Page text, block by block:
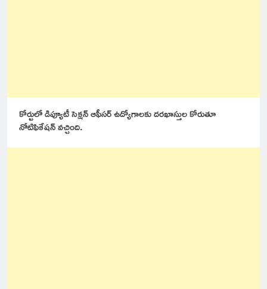
కోర్టులో డిప్యూటీ సెక్షన్ ఆఫీసర్ ఉద్యోగాలకు దరఖాస్తుల కోరుతూ
నోటిఫికేషన్ వచ్చింది.